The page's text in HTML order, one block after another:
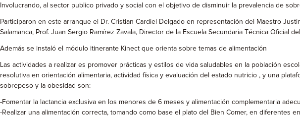
Involucrando, al sector publico privado y social con el objetivo de disminuir la prevalencia de
Participaron en este arranque el Dr. Cristian Cardiel Delgado en representación del Maestro
Salamanca, Prof. Juan Sergio Ramírez Zavala, Director de la Escuela Secundaria Técnica Oficial
Además se instaló el módulo itinerante Kinect que orienta sobre temas de alimentación
Las actividades a realizar es promover prácticas y estilos de vida saludables en la población
resolutiva en orientación alimentaria, actividad física y evaluación del estado nutricio , y una
sobrepeso y la obesidad son:
-Fomentar la lactancia exclusiva en los menores de 6 meses y alimentación complementaria
-Realizar una alimentación correcta, tomando como base el plato del Bien Comer, en diferentes